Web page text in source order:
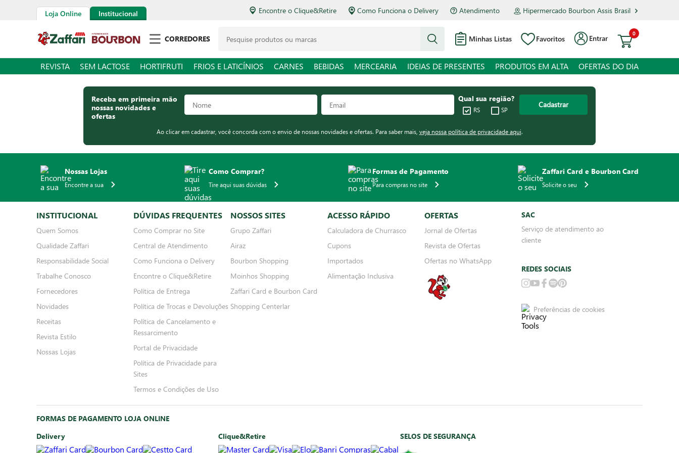
Loja Online Institucional Encontre o Clique&Retire Como Funciona o Delivery Atendimento Hipermercado Bourbon Assis Brasil
CORREDORES Minhas Listas Favoritos Entrar
0
REVISTA SEM LACTOSE HORTIFRUTI FRIOS E LATICÍNIOS CARNES BEBIDAS MERCEARIA IDEIAS DE PRESENTES PRODUTOS EM ALTA OFERTAS DO DIA
Receba em primeira mão
nossas novidades e
ofertas
Qual sua região?
RS SP
Cadastrar
Ao clicar em cadastrar, você concorda com o envio de nossas novidades e ofertas. Para saber mais, veja nossa política de privacidade aqui.
Nossas Lojas
Encontre a sua
Como Comprar?
Tire aqui suas dúvidas
Formas de Pagamento
Para compras no site
Zaffari Card e Bourbon Card
Solicite o seu
INSTITUCIONAL
Quem Somos
Qualidade Zaffari
Responsabilidade Social
Trabalhe Conosco
Fornecedores
Novidades
Receitas
Revista Estilo
Nossas Lojas
DÚVIDAS FREQUENTES
Como Comprar no Site
Central de Atendimento
Como Funciona o Delivery
Encontre o Clique&Retire
Política de Entrega
Política de Trocas e Devoluções
Política de Cancelamento e
Ressarcimento
Portal de Privacidade
Política de Privacidade para
Sites
Termos e Condições de Uso
NOSSOS SITES
Grupo Zaffari
Airaz
Bourbon Shopping
Moinhos Shopping
Zaffari Card e Bourbon Card
Shopping Centerlar
ACESSO RÁPIDO
Calculadora de Churrasco
Cupons
Importados
Alimentação Inclusiva
OFERTAS
Jornal de Ofertas
Revista de Ofertas
Ofertas no WhatsApp
SAC
Serviço de atendimento ao
cliente
REDES SOCIAIS
Preferências de cookies
FORMAS DE PAGAMENTO LOJA ONLINE
Delivery
Clique&Retire SELOS DE SEGURANÇA